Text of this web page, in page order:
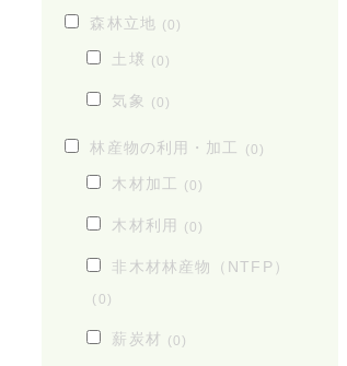
森林立地 (0)
土壌 (0)
気象 (0)
林産物の利用・加工 (0)
木材加工 (0)
木材利用 (0)
非木材林産物（NTFP）
(0)
薪炭材 (0)